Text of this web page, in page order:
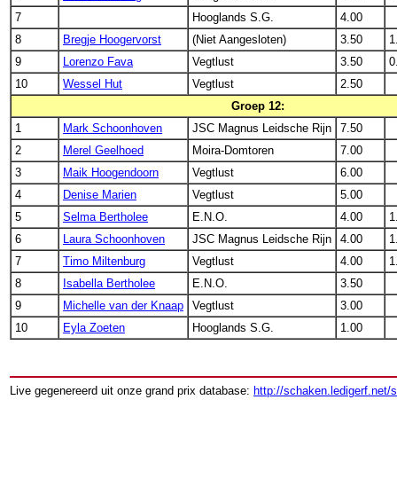
7
Hooglands S.G.
4.00
8
Bregje Hoogervorst (Niet Aangesloten) 3.50
9
Lorenzo Fava Vegtlust 3.50
10
Wessel Hut Vegtlust
2.50
Groep 12:
1
Mark Schoonhoven JSC Magnus Leidsche Rijn
7.50
2
Merel Geelhoed Moira-Domtoren
7.00
3
Maik Hoogendoorn Vegtlust
6.00
4
Denise Marien Vegtlust
5.00
5
Selma Bertholee E.N.O. 4.00
6
Laura Schoonhoven JSC Magnus Leidsche Rijn 4.00
7
Timo Miltenburg Vegtlust 4.00
8
Isabella Bertholee E.N.O.
3.50
9
Michelle van der Knaap Vegtlust
3.00
10
Eyla Zoeten Hooglands S.G. 1.00
Live gegenereerd uit onze grand prix database: http://schaken.ledigerf.net/